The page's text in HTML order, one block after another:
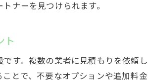
遺品整理とリサイクルの効果
無料回収できる品目を見極め
環境負荷を減らす遺品整理の
ナーを見つけられます。
ト
す。複数の業者に見積もりを依頼
とで、不要なオプションや追加料